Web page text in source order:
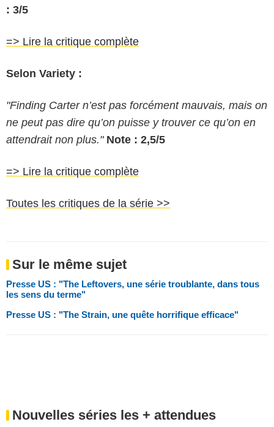
: 3/5
=> Lire la critique complète
Selon Variety :
"Finding Carter n’est pas forcément mauvais, mais on
ne peut pas dire qu’on puisse y trouver ce qu’on en
attendrait non plus." Note : 2,5/5
=> Lire la critique complète
Toutes les critiques de la série >>
Sur le même sujet
Presse US : "The Leftovers, une série troublante, dans tous
les sens du terme"
Presse US : "The Strain, une quête horrifique efficace"
Nouvelles séries les + attendues